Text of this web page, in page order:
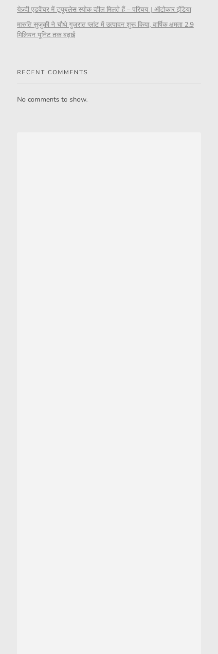
येज़्दी एडवेंचर में ट्यूबलेस स्पोक व्हील मिलते हैं – परिचय | ऑटोकार इंडिया
मारुति सुजुकी ने चौथे गुजरात प्लांट में उत्पादन शुरू किया, वार्षिक क्षमता 2.9
मिलियन यूनिट तक बढ़ाई
RECENT COMMENTS
No comments to show.